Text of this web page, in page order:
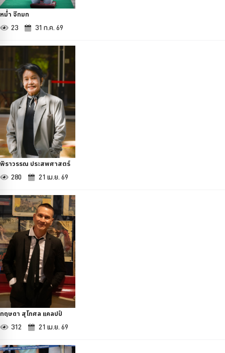
หม่ำ จ๊กมก
23 31 ก.ค. 69
พิราวรรณ ประสพศาสตร์
280 21 เม.ย. 69
กฤษดา สุโกศล แคลปป์
312 21 เม.ย. 69